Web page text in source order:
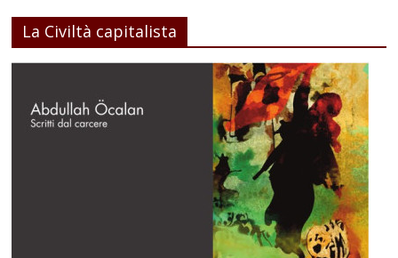
La Civiltà capitalista